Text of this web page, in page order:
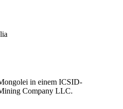
in einem ICSID-
Company LLC.